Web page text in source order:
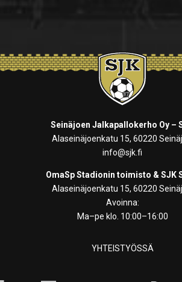
Seinäjoen Jalkapallokerho Oy –
Alaseinäjoenkatu 15, 60220
info@sjk.fi
OmaSp Stadionin toimisto & SJK
Alaseinäjoenkatu 15, 60220
Avoinna:
Ma–pe klo. 10:00–16:00
YHTEISTYÖSSÄ